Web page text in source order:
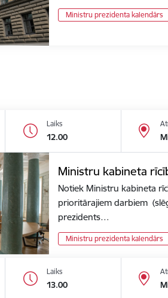
Ministru prezidenta kalendārs
Laiks
12.00
Ministru kabineta
Notiek Ministru kabineta
prioritārajiem darbiem
prezidents…
Ministru prezidenta kalendārs
Laiks
13.00